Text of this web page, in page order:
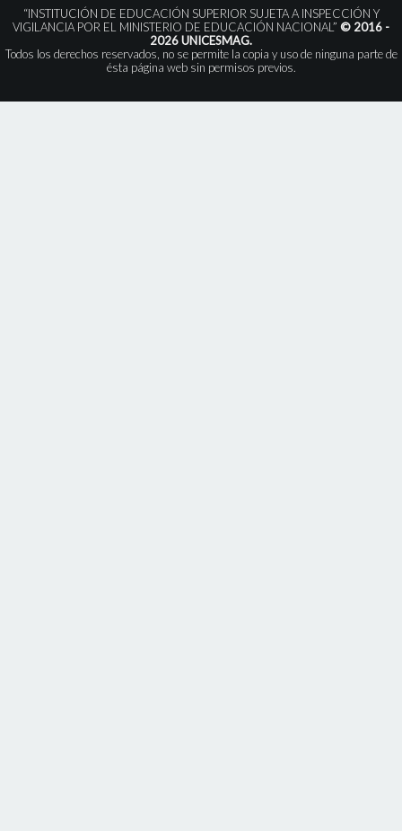
“INSTITUCIÓN DE EDUCACIÓN SUPERIOR SUJETA A INSPECCIÓN Y
VIGILANCIA POR EL MINISTERIO DE EDUCACIÓN NACIONAL” © 2016 -
2026 UNICESMAG.
Todos los derechos reservados, no se permite la copia y uso de ninguna parte de
ésta página web sin permisos previos.